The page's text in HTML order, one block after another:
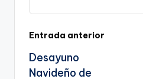
Navegación
de
Entrada anterior
Desayuno
Navideño de